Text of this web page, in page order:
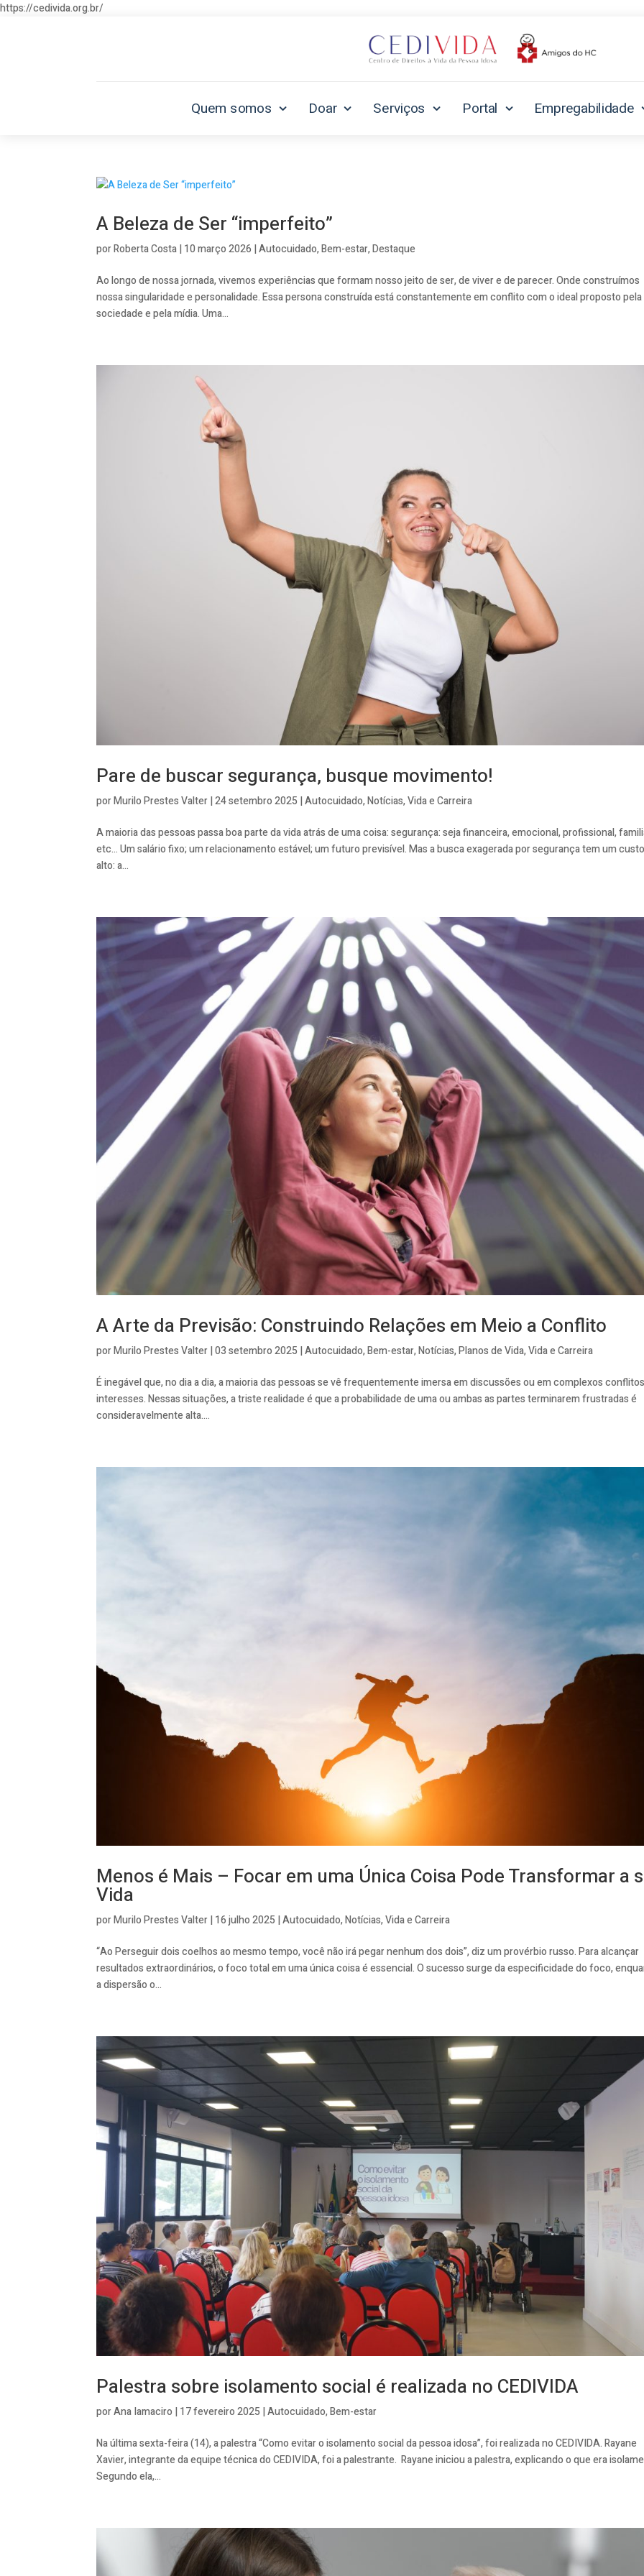
https://cedivida.org.br/
Quem somos Doar Serviços Portal Empregabilidade
A Beleza de Ser “imperfeito”
porRoberta Costa|10 março 2026 |Autocuidado,Bem-estar,Destaque
Ao longo de nossa jornada, vivemos experiências que formam nosso jeito de ser, de viver e de parecer. Onde construímos
nossa singularidade e personalidade. Essa persona construída está constantemente em conflito com o ideal proposto pela
sociedade e pela mídia. Uma...
Pare de buscar segurança, busque movimento!
porMurilo Prestes Valter|24 setembro 2025 |Autocuidado,Notícias,Vida e Carreira
A maioria das pessoas passa boa parte da vida atrás de uma coisa: segurança: seja financeira, emocional, profissional,
etc… Um salário fixo; um relacionamento estável; um futuro previsível. Mas a busca exagerada por segurança tem um
alto: a...
A Arte da Previsão: Construindo Relações em Meio a Conflito
porMurilo Prestes Valter|03 setembro 2025 |Autocuidado,Bem-estar,Notícias,Planos de Vida,Vida e Carreira
É inegável que, no dia a dia, a maioria das pessoas se vê frequentemente imersa em discussões ou em complexos
interesses. Nessas situações, a triste realidade é que a probabilidade de uma ou ambas as partes terminarem frustradas é
consideravelmente alta....
Menos é Mais – Focar em uma Única Coisa Pode Transformar a
Vida
porMurilo Prestes Valter|16 julho 2025 |Autocuidado,Notícias,Vida e Carreira
“Ao Perseguir dois coelhos ao mesmo tempo, você não irá pegar nenhum dos dois”, diz um provérbio russo. Para alcançar
resultados extraordinários, o foco total em uma única coisa é essencial. O sucesso surge da especificidade do foco,
a dispersão o...
Palestra sobre isolamento social é realizada no CEDIVIDA
porAna Iamaciro |17 fevereiro 2025 |Autocuidado,Bem-estar
Na última sexta-feira (14), a palestra “Como evitar o isolamento social da pessoa idosa”, foi realizada no CEDIVIDA. Rayane
Xavier, integrante da equipe técnica do CEDIVIDA, foi a palestrante. Rayane iniciou a palestra, explicando o que era
Segundo ela,...